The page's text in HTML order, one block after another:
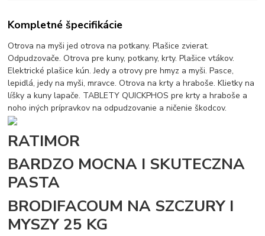
Kompletné špecifikácie
Otrova na myši jed otrova na potkany. Plašice zvierat.
Odpudzovače. Otrova pre kuny, potkany, krty. Plašice vtákov.
Elektrické plašice kún. Jedy a otrovy pre hmyz a myši. Pasce,
lepidlá, jedy na myši, mravce. Otrova na krty a hraboše. Klietky na
líšky a kuny lapače. TABLETY QUICKPHOS pre krty a hraboše a
noho iných prípravkov na odpudzovanie a ničenie škodcov.
RATIMOR
BARDZO MOCNA I SKUTECZNA
PASTA
BRODIFACOUM NA SZCZURY I
MYSZY 25 KG